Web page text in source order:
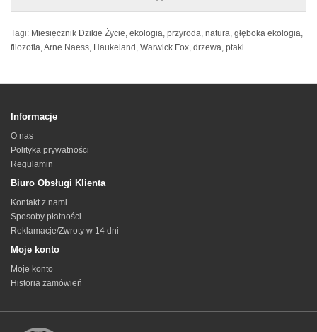
Tagi: Miesięcznik Dzikie Życie, ekologia, przyroda, natura, głęboka ekologia,
filozofia,Arne Naess, Haukeland , Warwick Fox, drzewa, ptaki
Informacje
O nas
Polityka prywatności
Regulamin
Biuro Obsługi Klienta
Kontakt z nami
Sposoby płatności
Reklamacje/Zwroty w 14 dni
Moje konto
Moje konto
Historia zamówień